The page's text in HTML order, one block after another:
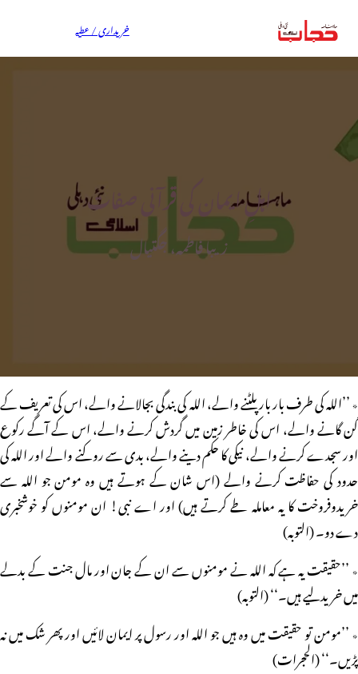
خریداری / عطیہ
اہلِ ایمان کی قرآنی صفات
زیبا فاطمہ، جگتیال
٭ ’’اللہ کی طرف بار بار پلٹنے والے، اللہ کی بندگی بجالانے والے، اس کی تعریف کے
گن گانے والے، اس کی خاطر زمین میں گردش کرنے والے، اس کے آگے رکوع
اور سجدے کرنے والے، نیکی کا حکم دینے والے، بدی سے روکنے والے اور اللہ کی
حدود کی حفاظت کرنے والے (اس شان کے ہوتے ہیں وہ مومن جو اللہ سے
خریدوفروخت کا یہ معاملہ طے کرتے ہیں) اور اے نبی! ان مومنوں کو خوشخبری
دے دو۔ (التوبہ)
٭ ’’حقیقت یہ ہے کہ اللہ نے مومنوں سے ان کے جان اور مال جنت کے بدلے
میں خریدلیے ہیں۔‘‘ (التوبہ)
٭ ’’مومن تو حقیقت میں وہ ہیں جو اللہ اور رسول پر ایمان لائیں اور پھر شک میں نہ
پڑیں۔‘‘ (الحجرات)